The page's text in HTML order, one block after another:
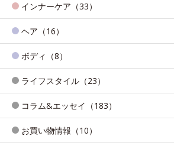
インナーケア（33）
ヘア（16）
ボディ（8）
ライフスタイル（23）
コラム&エッセイ（183）
お買い物情報（10）